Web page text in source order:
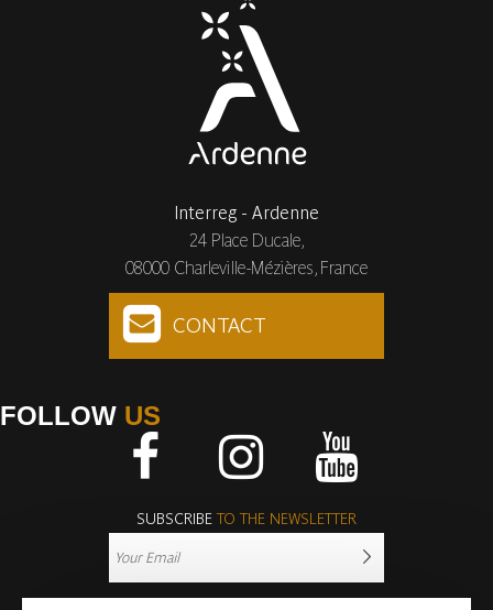
Interreg - Ardenne
24 Place Ducale,
08000 Charleville-Mézières, France
CONTACT
FOLLOW US
SUBSCRIBETO THE NEWSLETTER